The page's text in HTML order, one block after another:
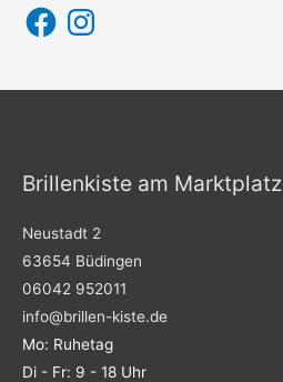
F
a
c
n
s
Brillenkiste am Marktplatz
Neustadt 2
63654 Büdingen
06042 952011
info@brillen-kiste.de
Mo: Ruhetag
Di - Fr: 9 - 18 Uhr